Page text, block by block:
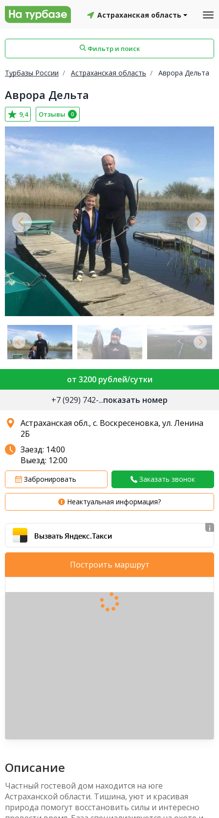
Астраханская область
Фильтр и поиск
Турбазы России Астраханская область Аврора Дельта
Аврора Дельта
9,4 Отзывы 0
от 3200 рублей/сутки
+7 (929) 742-...показать номер
Астраханская обл., с. Воскресеновка, ул. Ленина
2Б
Заезд: 14:00
Выезд: 12:00
Забронировать Заказать звонок
Неактуальная информация?
Вызвать Яндекс.Такси
Построить маршрут
Описание
Частный гостевой дом находится на юге
Астраханской области. Тишина, уют и красивая
природа помогут восстановить силы и интересно
Смоленский район
Красноборский район
Онежский район
Северодвинск Устьянский район